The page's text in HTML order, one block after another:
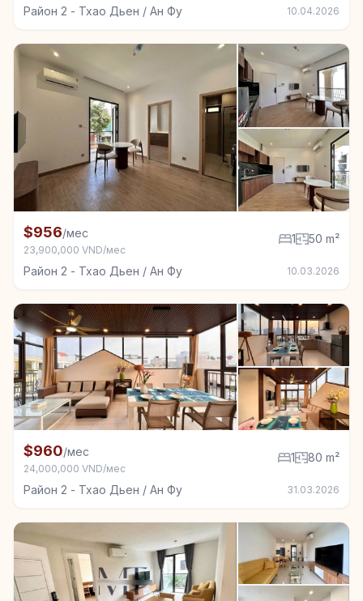
Район 2 - Тхао Дьен / Ан Фу 10.04.2026
Квартира в аренду в Район 2 - Тхао Дьен / Ан Фу,
$956/мес
23,900,000 VND/мес
1 50 m²
Район 2 - Тхао Дьен / Ан Фу 10.03.2026
Квартира в аренду в Район 2 - Тхао Дьен / Ан Фу,
$960/мес
24,000,000 VND/мес
1 80 m²
Район 2 - Тхао Дьен / Ан Фу 31.03.2026